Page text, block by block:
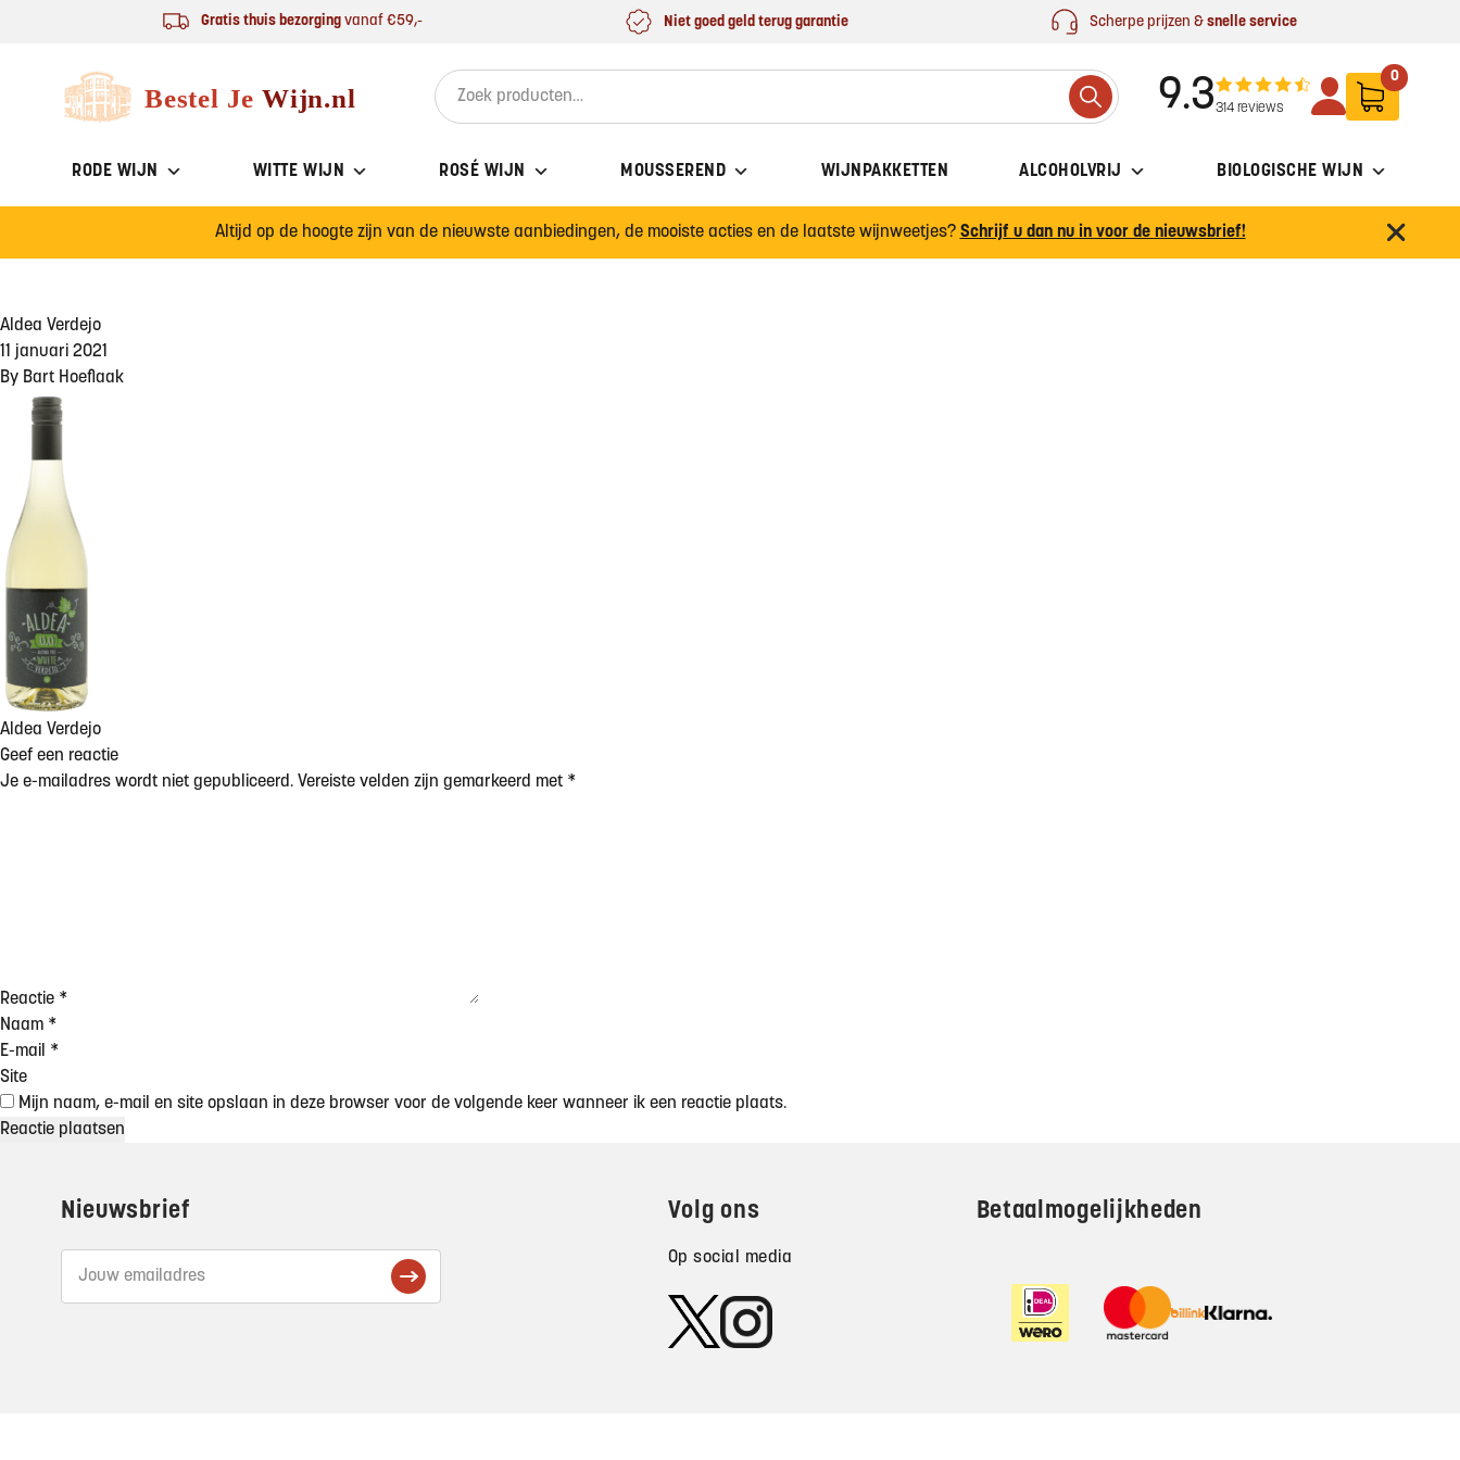
Gratis thuis bezorgingvanaf €59,- Niet goed geld terug garantie Scherpe prijzen &snelle service
Bestel Je Wijn
Search for:
Search
9.3314 reviews
0
RODE WIJN WITTE WIJN ROSÉ WIJN MOUSSEREND WIJNPAKKETTEN ALCOHOLVRIJ BIOLOGISCHE WIJN
Altijd op de hoogte zijn van de nieuwste aanbiedingen, de mooiste acties en de laatste wijnweetjes? Schrijf u dan nu in voor de nieuwsbrief!
Aldea Verdejo
11 januari 2021
By Bart Hoeflaak
Aldea Verdejo
Geef een reactie
Je e-mailadres wordt niet gepubliceerd. Vereiste velden zijn gemarkeerd met *
Reactie *
Naam *
E-mail *
Site
Mijn naam, e-mail en site opslaan in deze browser voor de volgende keer wanneer ik een reactie plaats.
Nieuwsbrief Volg ons
Op social media
Betaalmogelijkheden